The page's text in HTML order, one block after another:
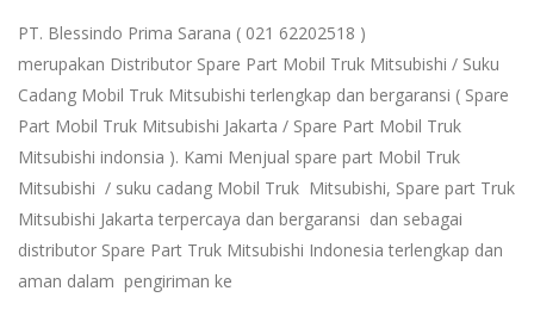
PT. Blessindo Prima Sarana ( 021 62202518 )
merupakan Distributor Spare Part Mobil Truk Mitsubishi / Suku
Cadang Mobil Truk Mitsubishi terlengkap dan bergaransi ( Spare
Part Mobil Truk Mitsubishi Jakarta / Spare Part Mobil Truk
Mitsubishi indonsia ). Kami Menjual spare part Mobil Truk
Mitsubishi / suku cadang Mobil Truk Mitsubishi, Spare part Truk
Mitsubishi Jakarta terpercaya dan bergaransi dan sebagai
distributor Spare Part Truk Mitsubishi Indonesia terlengkap dan
aman dalam pengiriman ke